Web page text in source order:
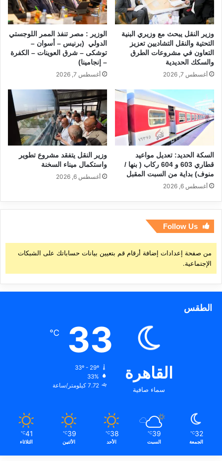
وزير النقل يبحث مع وزيري البنية
التحتية والنقل التشاديين تعزيز
التعاون في مشروعات الطرق
والسكك الحديدية
أغسطس 7, 2026
الوزير : مصر تنفذ الممر اللوجستي
الدولي (برنيس – أسوان –
توشكى – شرق العوينات – الكفرة
– إنجامينا)
أغسطس 7, 2026
السكة الحديد: تعديل مواعيد
قطاري 603 و 604 ركاب ( بنها /
منوف) بداية من السبت المقبل
أغسطس 6, 2026
وزير النقل يتفقد مشروع تطوير
واستكمال ميناء السخنة
أغسطس 6, 2026
Follow Us
من صفحة إعدادات إضافة أرقام قم بتعيين بيانات حساباتك على الشبكات
الإجتماعية.
الطقس
القاهرة
سماء صافية
33
℃
33º - 29º
33%
7.72 كيلومتر/ساعة
32
℃
الجمعة
39
℃
السبت
38
℃
الأحد
39
℃
الأثنين
41
℃
الثلاثاء